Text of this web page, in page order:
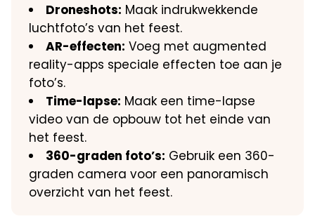
Droneshots: Maak indrukwekkende
luchtfoto’s van het feest.​
AR-effecten: Voeg met augmented
reality-apps speciale effecten toe aan je
foto’s.​
Time-lapse: Maak een time-lapse
video van de opbouw tot het einde van
het feest.​
360-graden foto’s: Gebruik een 360-
graden camera voor een panoramisch
overzicht van het feest.​